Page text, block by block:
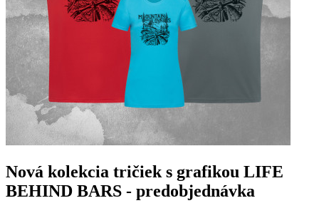
Nová kolekcia tričiek s grafikou LIFE
BEHIND BARS - predobjednávka